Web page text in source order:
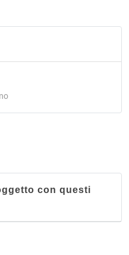
con questi